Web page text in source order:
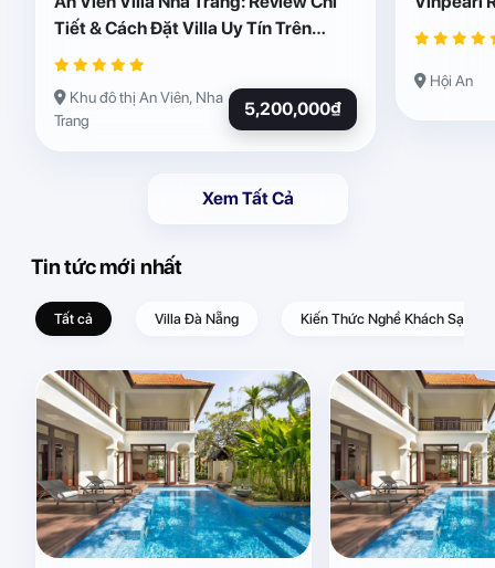
Tiết & Cách Đặt Villa Uy Tín Trên
Abogo
Khu đô thị An Viên, Nha
Trang
5,200,000₫
Hội An
Xem Tất Cả
Tin tức mới nhất
Tất cả Villa Đà Nẵng Kiến Thức Nghề Khách Sạn –